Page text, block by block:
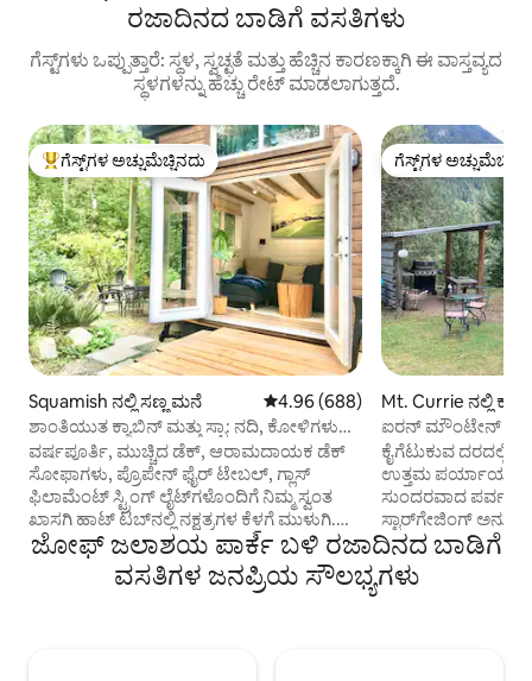
ರಜಾದಿನದ ಬಾಡಿಗೆ ವಸತಿಗಳು
ಗೆಸ್ಟ್‌ಗಳು ಒಪ್ಪುತ್ತಾರೆ: ಸ್ಥಳ, ಸ್ವಚ್ಛತೆ ಮತ್ತು ಹೆಚ್ಚಿನ ಕಾರಣಕ್ಕಾಗಿ ಈ ವಾಸ್ತವ್ಯದ
ಸ್ಥಳಗಳನ್ನು ಹೆಚ್ಚು ರೇಟ್ ಮಾಡಲಾಗುತ್ತದೆ.
ಗೆಸ್ಟ್‌ಗಳಿಗೆ ಅತಿ ಹೆಚ್ಚು ಅಚ್ಚುಮೆಚ್ಚಿನದು
ಗೆಸ್ಟ್‌ಗಳ ಅಚ್ಚುಮೆಚ್ಚಿನದು
Squamish ನಲ್ಲಿ ಸಣ್ಣ ಮನೆ 5 ರಲ್ಲಿ 4.96 ಸರಾಸರಿ ರೇಟಿಂಗ್, 688
4.96 (688)
ಶಾಂತಿಯುತ ಕ್ಯಾಬಿನ್ ಮತ್ತು ಸ್ಪಾ: ನದಿ, ಕೋಳಿಗಳು
ಮತ್ತು ರಹಸ್ಯ ಸೌನಾ
ವರ್ಷಪೂರ್ತಿ, ಮುಚ್ಚಿದ ಡೆಕ್, ಆರಾಮದಾಯಕ ಡೆಕ್
ಸೋಫಾಗಳು, ಪ್ರೊಪೇನ್ ಫೈರ್ ಟೇಬಲ್, ಗ್ಲಾಸ್
ಫಿಲಾಮೆಂಟ್ ಸ್ಟ್ರಿಂಗ್ ಲೈಟ್‌ಗಳೊಂದಿಗೆ ನಿಮ್ಮ ಸ್ವಂತ
ಖಾಸಗಿ ಹಾಟ್ ಟಬ್‌ನಲ್ಲಿ ನಕ್ಷತ್ರಗಳ ಕೆಳಗೆ ಮುಳುಗಿ.
ಅದ್ಭುತವಾದ ನದಿಯ ಪಕ್ಕದ ಮಾರ್ಗದಲ್ಲಿ ಅಲೆದಾಡಿ,
ಅಲ್ಲಿ ನೀವು ಯಾರನ್ನೂ ನೋಡುವುದಿಲ್ಲ. ವಿಶೇಷವಾಗಿ
ಹಿಮದ ಹೊಟ್ಟುಗಳು ಬೀಳುತ್ತಿರುವಾಗ
ಗೆಸ್ಟ್‌ಗಳ
ಗೆಸ್ಟ್‌ಗಳ
Mt. Currie ನಲ್ಲಿ
ಐರನ್ ಮೌಂಟೇನ್
ಕೈಗೆಟುಕುವ ದರದಲ್ಲಿ,
ಉತ್ತಮ ಪರ್ಯಾಯ,
ಸುಂದರವಾದ ಪರ್ವತ
ಸ್ಟಾರ್‌ಗೇಜಿಂಗ್ ಅನ್ನು ಆನಂದಿಸಿ!
ಮತ್ತು ಸರೋವರಗಳು
ಮನೆಯಿಂದ ಅಡ್ಡಲಾಗಿ
ಹಂಚಿಕೊಂಡ ಪ್ರಾಪರ್ಟಿ
ಜೋಫ್ ಜಲಾಶಯ ಪಾರ್ಕ్ ಬಳಿ ರಜಾದಿನದ ಬಾಡಿಗೆ
ವಸತಿಗಳ ಜನಪ್ರಿಯ ಸೌಲಭ್ಯಗಳು